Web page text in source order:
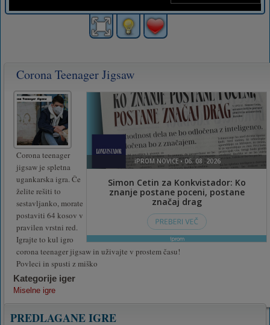
Corona Teenager Jigsaw
Corona teenager
jigsaw je spletna
ugankarska igra. Če
želite rešiti to
sestavljanko, morate
postaviti 64 kosov v
pravilen vrstni red.
Igrajte to kul igro
corona teenager jigsaw in uživajte v prostem času!
Povleci in spusti z miško
Kategorije iger
Miselne igre
PREDLAGANE IGRE